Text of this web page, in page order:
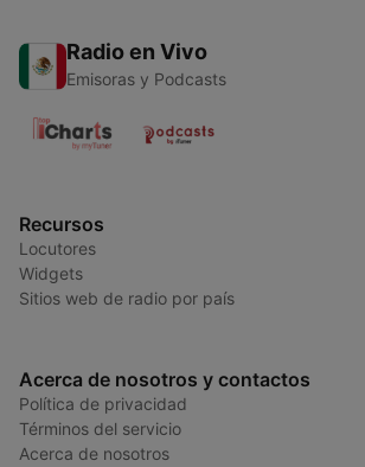
Radio en Vivo
Emisoras y Podcasts
Recursos
Locutores
Widgets
Sitios web de radio por país
Acerca de nosotros y contactos
Política de privacidad
Términos del servicio
Acerca de nosotros